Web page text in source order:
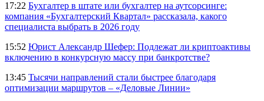
17:22 Бухгалтер в штате или бухгалтер на аутсорсинге:
компания «Бухгалтерский Квартал» рассказала, какого
специалиста выбрать в 2026 году
15:52 Юрист Александр Шефер: Подлежат ли криптоактивы
включению в конкурсную массу при банкротстве?
13:45 Тысячи направлений стали быстрее благодаря
оптимизации маршрутов – «Деловые Линии»